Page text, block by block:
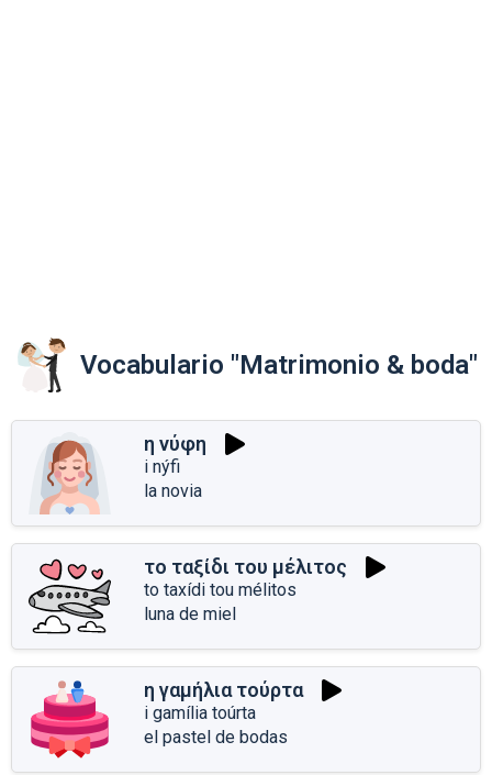
Vocabulario "Matrimonio & boda"
η νύφη
i nýfi
la novia
το ταξίδι του μέλιτος
to taxídi tou mélitos
luna de miel
η γαμήλια τούρτα
i gamília toúrta
el pastel de bodas